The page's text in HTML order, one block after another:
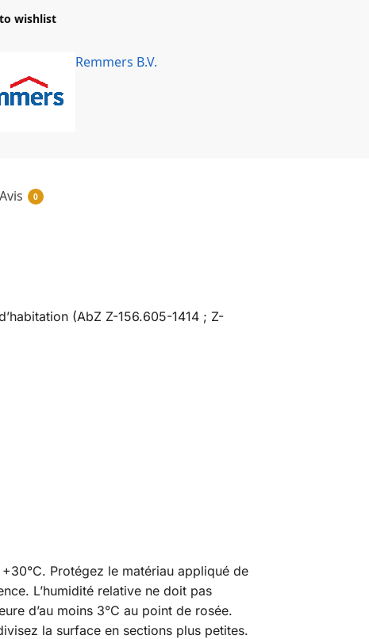
✕
Gris Clair
wishlist
Remmers B.V.
Avis 0
(AbZ Z-156.605-1414 ; Z-
Protégez le matériau appliqué de
L’humidité relative ne doit pas
d’au moins 3°C au point de rosée.
la surface en sections plus petites.